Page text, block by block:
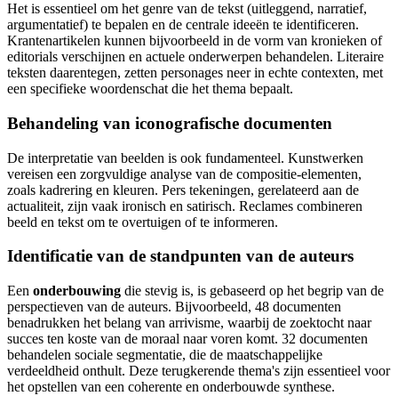
Het is essentieel om het genre van de tekst (uitleggend, narratief,
argumentatief) te bepalen en de centrale ideeën te identificeren.
Krantenartikelen kunnen bijvoorbeeld in de vorm van kronieken of
editorials verschijnen en actuele onderwerpen behandelen. Literaire
teksten daarentegen, zetten personages neer in echte contexten, met
een specifieke woordenschat die het thema bepaalt.
Behandeling van iconografische documenten
De interpretatie van beelden is ook fundamenteel. Kunstwerken
vereisen een zorgvuldige analyse van de compositie-elementen,
zoals kadrering en kleuren. Pers tekeningen, gerelateerd aan de
actualiteit, zijn vaak ironisch en satirisch. Reclames combineren
beeld en tekst om te overtuigen of te informeren.
Identificatie van de standpunten van de auteurs
Een onderbouwing die stevig is, is gebaseerd op het begrip van de
perspectieven van de auteurs. Bijvoorbeeld, 48 documenten
benadrukken het belang van arrivisme, waarbij de zoektocht naar
succes ten koste van de moraal naar voren komt. 32 documenten
behandelen sociale segmentatie, die de maatschappelijke
verdeeldheid onthult. Deze terugkerende thema's zijn essentieel voor
het opstellen van een coherente en onderbouwde synthese.